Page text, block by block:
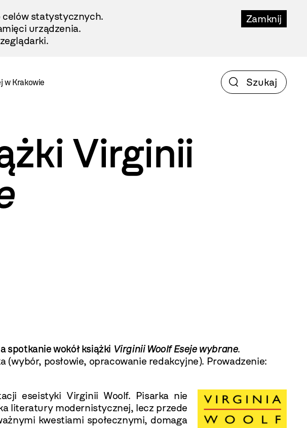
Zamknij
celów statystycznych.
urządzenia.
w Krakowie
Virginii
spotkanie wokół książki Virginii WoolfEseje wybrane.
(wybór, posłowie, opracowanie redakcyjne). Prowadzenie:
eseistyki Virginii Woolf. Pisarka nie
literatury modernistycznej, lecz przede
kwestiami społecznymi, domaga